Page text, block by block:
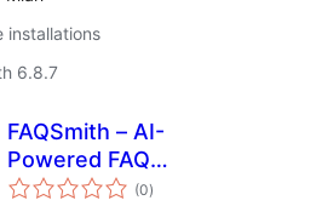
installations
6.8.7
FAQSmith – AI-
Powered FAQ
Generator
(0total
ratings
)